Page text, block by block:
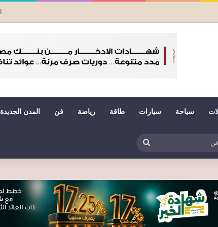
سياحة سيارات طاقة رياضة فن المدن الجديدة
عن